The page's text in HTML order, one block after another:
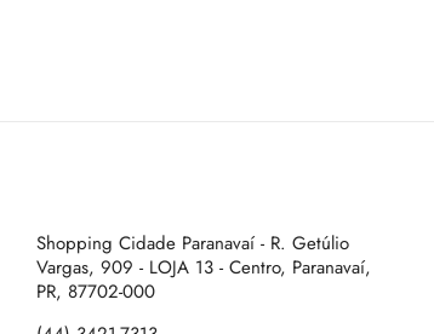
Shopping Cidade Paranavaí - R. Getúlio
Vargas, 909 - LOJA 13 - Centro, Paranavaí,
PR, 87702-000